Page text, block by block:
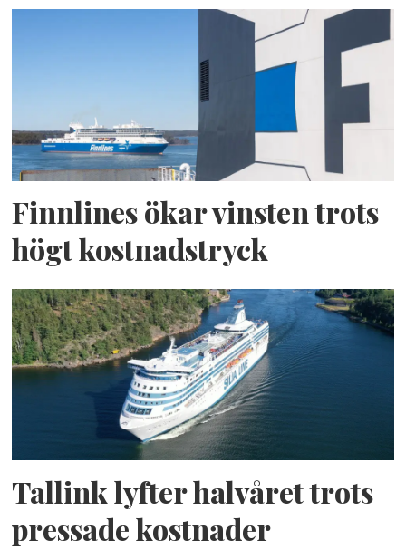
Finnlines ökar vinsten trots
högt kostnadstryck
Tallink lyfter halvåret trots
pressade kostnader